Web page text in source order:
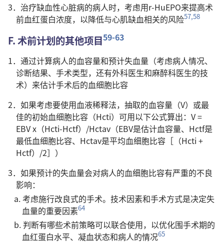
3．治疗缺血性心脏病的病人时，考虑用r-HuEPO来提高术
前血红蛋白浓度，以降低与心肌缺血相关的风险57,58
F. 术前计划的其他项目59-63
1．通过计算病人的血容量和预计失血量（考虑病人情况、
诊断结果、手术类型，还有外科医生和麻醉科医生的技
术）来估计手术后的血细胞比容
2．如果考虑要使用血液稀释法，抽取的血容量（V）或最
佳的初始血细胞比容（Hcti）可用以下公式算出：V =
EBV x（Hcti-Hctf）/Hctav（EBV是估计血容量、Hctf是
最低血细胞比容、Hctav是平均血细胞比容［（Hcti +
Hctf）/2］）
3．如果预计的失血量会对病人的血细胞比容有严重的不良
影响：
a. 考虑施行改良式的手术。技术因素和手术方式是决定失
血量的重要因素64
b. 判断有哪些术前策略可以联合使用，以优化围手术期的
血红蛋白水平、凝血状态和病人的情况65